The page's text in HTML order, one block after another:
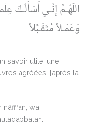
اللّهُـمَّ إِنِّـي أَسْأَلُـكَ
وَعَمَـلاً مُتَقَـبَّلاً
savoir utile, une
agréées. [après la
nâfican, wa